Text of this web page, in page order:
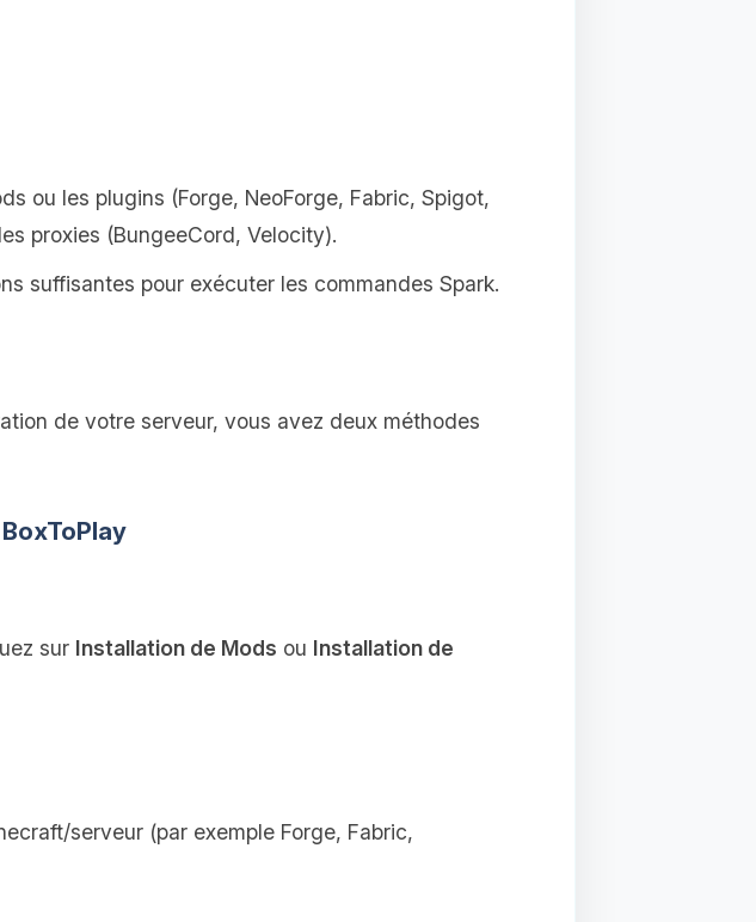
ou les plugins (Forge, NeoForge, Fabric, Spigot,
proxies (BungeeCord, Velocity).
suffisantes pour exécuter les commandes Spark.
de votre serveur, vous avez deux méthodes
sur Installation de Mods ou Installation de
serveur (par exemple Forge, Fabric,